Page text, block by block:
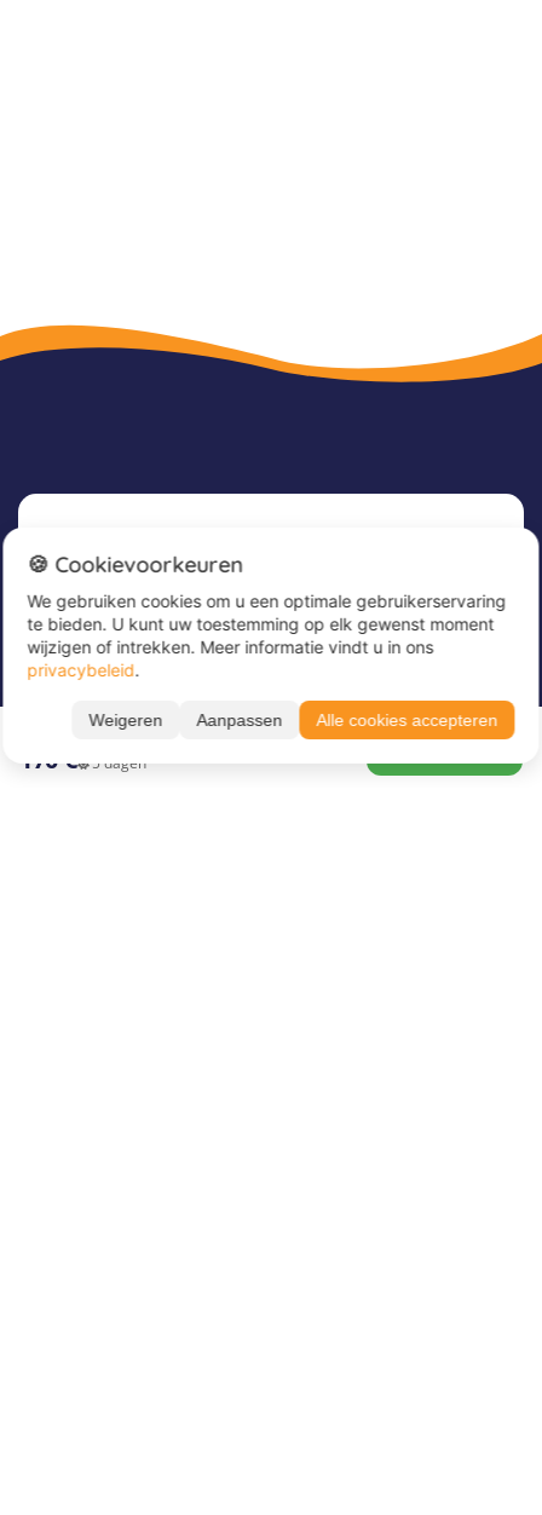
17.08. – 21.08.26
170 € 5 dagen
BOEK NU
Nieuwsbrief
Meld u nu aan voor onze nieuwsbrief om
geweldige aanbiedingen te ontvangen en op de
hoogte te blijven!
Voer hier uw e-mailadres in*
🍪 Cookievoorkeuren
We gebruiken cookies om u een optimale gebruikerservaring
te bieden. U kunt uw toestemming op elk gewenst moment
wijzigen of intrekken. Meer informatie vindt u in ons
privacybeleid.
Weigeren Aanpassen Alle cookies accepteren